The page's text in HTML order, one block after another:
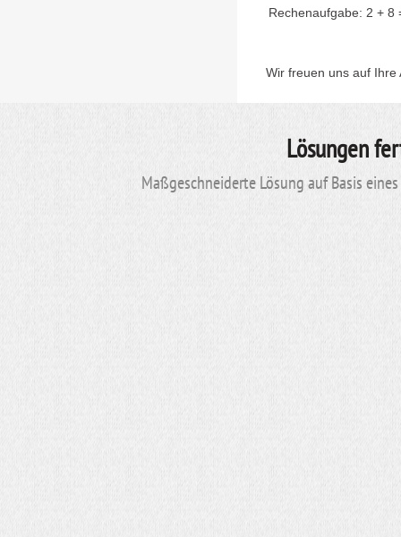
Rechenaufgabe: 2 + 8
Wir freuen uns auf Ihre
Lösungen
Maßgeschneiderte Lösung auf Basis